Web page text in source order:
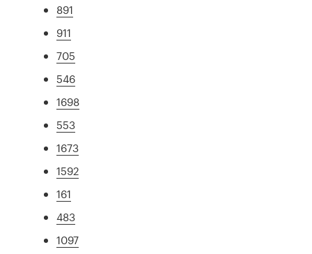
891
911
705
546
1698
553
1673
1592
161
483
1097